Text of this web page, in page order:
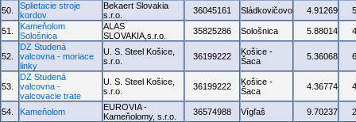
50.
Splietacie stroje
kordov
Bekaert Slovakia
s.r.o.
36045161 Sládkovičovo 4.91269
51.
Kameňolom
Sološnica
ALAS
SLOVAKIA,s.r.o.
35825286 Sološnica 5.88014
52.
DZ Studená
valcovna - moriace
linky
U. S. Steel Košice,
s.r.o.
36199222
Košice -
Šaca
5.36068
53.
DZ Studená
valcovna -
valcovacie trate
U. S. Steel Košice,
s.r.o.
36199222
Košice -
Šaca
4.36774
54. Kameňolom
EUROVIA -
Kameňolomy, s.r.o.
36574988 Vígľaš 9.70237